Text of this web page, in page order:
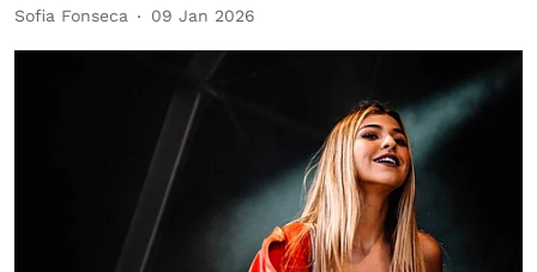
Sofia Fonseca 09 Jan 2026